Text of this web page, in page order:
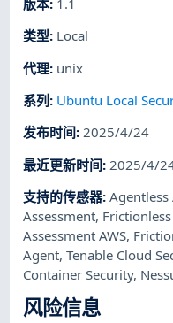
版本: 1.1
类型: Local
代理: unix
系列 : Ubuntu Local
发布时间:2025/4/24
最近更新时间: 2025/4/
支持的传感器:Agentless
Assessment,
Assessment AWS,
Agent,Tenable Cloud
Container Security,
风险信息